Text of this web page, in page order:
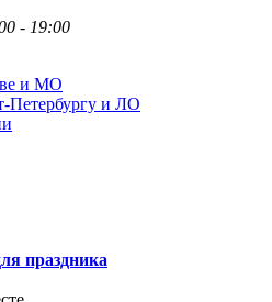
- 19:00
и МО
Петербургу и ЛО
праздника